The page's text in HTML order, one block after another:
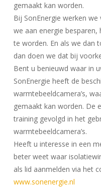
gemaakt kan worden.
Bij SonEnergie werken
we aan energie
te worden. En als we dan
dan doen we dat bij
Bent u benieuwd waar in
SonEnergie heeft de
warmtebeeldcamera’s,
gemaakt kan worden. De
training gevolgd in het
warmtebeeldcamera’s.
Heeft u interesse in een
beter weet waar
als lid aanmelden via het
www.sonenergie.nl